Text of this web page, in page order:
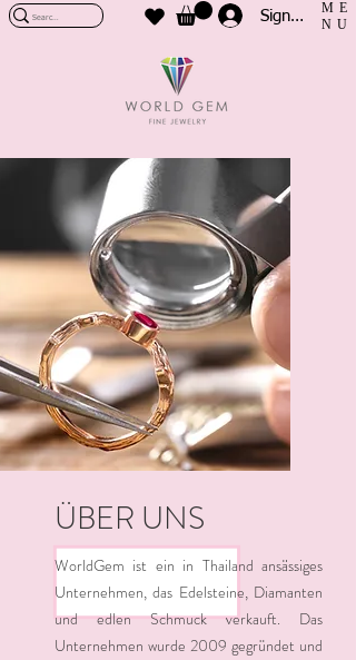
Sign In
ME
NU
ÜBER UNS
WorldGem ist ein in Thailand ansässiges
Unternehmen, das Edelsteine, Diamanten
und edlen Schmuck verkauft. Das
Unternehmen wurde 2009 gegründet und